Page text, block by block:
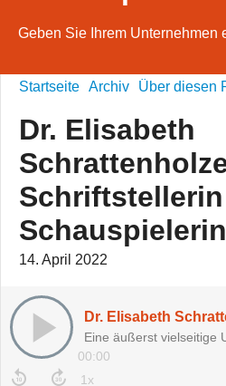
Geben Sie Ihrem Unternehmen
Startseite Archiv Über diesen
Dr. Elisabeth
Schauspielerin
14. April 2022
Eine äußerst vielseitige
00:00